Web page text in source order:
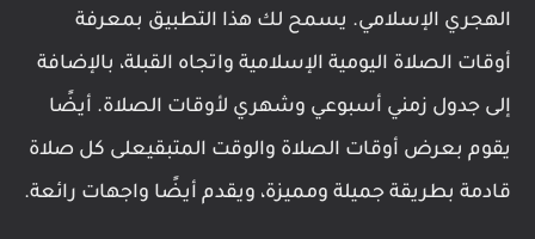
الهجري الإسلامي. يسمح لك هذا التطبيق بمعرفة
أوقات الصلاة اليومية الإسلامية واتجاه القبلة، بالإضافة
إلى جدول زمني أسبوعي وشهري لأوقات الصلاة. أيضًا
يقوم بعرض أوقات الصلاة والوقت المتبقيعلى كل صلاة
قادمة بطريقة جميلة ومميزة، ويقدم أيضًا واجهات رائعة.